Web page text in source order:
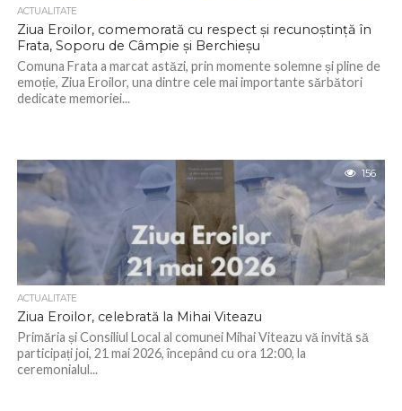
ACTUALITATE
Ziua Eroilor, comemorată cu respect și recunoștință în
Frata, Soporu de Câmpie și Berchieșu
Comuna Frata a marcat astăzi, prin momente solemne și pline de
emoție, Ziua Eroilor, una dintre cele mai importante sărbători
dedicate memoriei...
156
ACTUALITATE
Ziua Eroilor, celebrată la Mihai Viteazu
Primăria și Consiliul Local al comunei Mihai Viteazu vă invită să
participați joi, 21 mai 2026, începând cu ora 12:00, la
ceremonialul...